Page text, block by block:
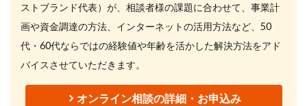
ストブランド代表）が、相談者様の課題に合わせて、事業計
画や資金調達の方法、インターネットの活用方法など、50
代・60代ならではの経験値や年齢を活かした解決方法をアド
バイスさせていただきます。
オンライン相談の詳細・お申込み